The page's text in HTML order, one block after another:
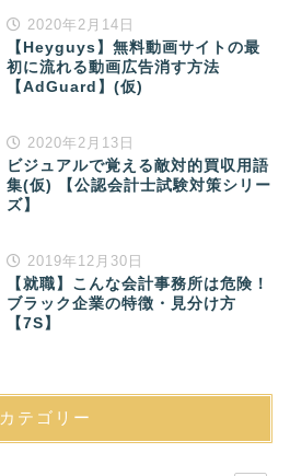
2020年2月14日
【Heyguys】無料動画サイトの最
初に流れる動画広告消す方法
【AdGuard】(仮)
2020年2月13日
ビジュアルで覚える敵対的買収用語
集(仮) 【公認会計士試験対策シリー
ズ】
2019年12月30日
【就職】こんな会計事務所は危険！
ブラック企業の特徴・見分け方
【7S】
カテゴリー